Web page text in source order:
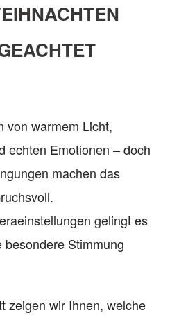
von warmem Licht,
echten Emotionen – doch
machen das
gelingt es
Stimmung
zeigen wir Ihnen, welche